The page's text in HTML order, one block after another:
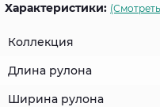
Характеристики:
Коллекция
Длина рулона
Ширина рулона